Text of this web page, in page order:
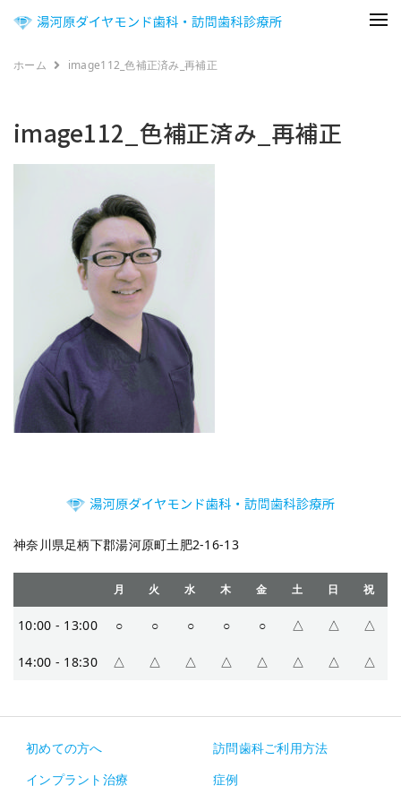
ホーム image112_色補正済み_再補正
image112_色補正済み_再補正
神奈川県足柄下郡湯河原町土肥2-16-13
月 火 水 木 金 土 日 祝
10:00 - 13:00 ○ ○ ○ ○ ○ △ △ △
14:00 - 18:30 △ △ △ △ △ △ △ △
初めての方へ
訪問歯科ご利用方法
インプラント治療
症例